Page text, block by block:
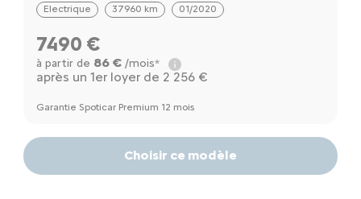
Electrique 37960 km 01/2020
7490 €
à partir de 86 €/mois*
après un 1er loyer de 2 256 €
Garantie Spoticar Premium 12 mois
Choisir ce modèle